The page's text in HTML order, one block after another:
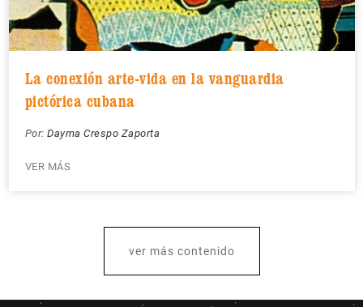
La conexión arte-vida en la vanguardia
pictórica cubana
Por: Dayma Crespo Zaporta
VER MÁS
ver más contenido